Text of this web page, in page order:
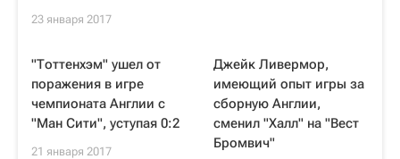
23 января 2017
"Тоттенхэм" ушел от
поражения в игре
чемпионата Англии с
"Ман Сити", уступая 0:2
21 января 2017
Джейк Ливермор,
имеющий опыт игры за
сборную Англии,
сменил "Халл" на "Вест
Бромвич"